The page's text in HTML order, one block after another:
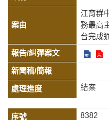
江育群
務最高
台完成
結案
8382